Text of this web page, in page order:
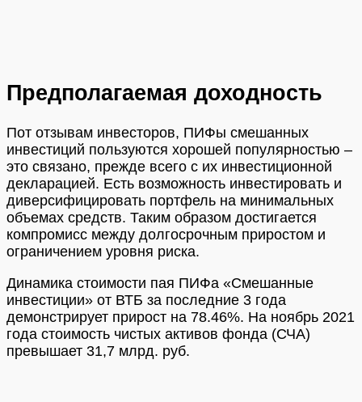
Предполагаемая доходность
Пот отзывам инвесторов, ПИФы смешанных
инвестиций пользуются хорошей популярностью –
это связано, прежде всего с их инвестиционной
декларацией. Есть возможность инвестировать и
диверсифицировать портфель на минимальных
объемах средств. Таким образом достигается
компромисс между долгосрочным приростом и
ограничением уровня риска.
Динамика стоимости пая ПИФа «Смешанные
инвестиции» от ВТБ за последние 3 года
демонстрирует прирост на 78.46%. На ноябрь 2021
года стоимость чистых активов фонда (СЧА)
превышает 31,7 млрд. руб.